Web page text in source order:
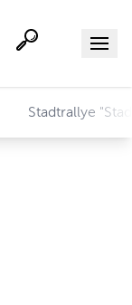
Stadtrallye